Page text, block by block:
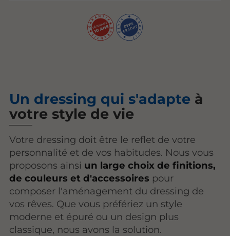
Un dressing qui s'adapte à
votre style de vie
Votre dressing doit être le reflet de votre
personnalité et de vos habitudes. Nous vous
proposons ainsi un large choix de finitions,
de couleurs et d'accessoires pour
composer l'aménagement du dressing de
vos rêves. Que vous préfériez un style
moderne et épuré ou un design plus
classique, nous avons la solution.